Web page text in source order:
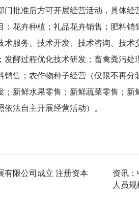
门批准后方可开展经营活动，具体
：花卉种植；礼品花卉销售；肥料销
术服务、技术开发、技术咨询、技
发酵过程优化技术研发；畜禽粪污
销售；农作物种子经营（仅限不再
；新鲜水果零售；新鲜蔬菜零售；
法自主开展经营活动）。
有限公司成立 注册资本
资讯
人员